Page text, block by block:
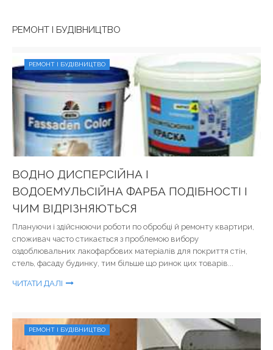
РЕМОНТ І БУДІВНИЦТВО
РЕМОНТ І БУДІВНИЦТВО
ВОДНО ДИСПЕРСІЙНА І
ВОДОЕМУЛЬСІЙНА ФАРБА ПОДІБНОСТІ І
ЧИМ ВІДРІЗНЯЮТЬСЯ
Плануючи і здійснюючи роботи по обробці й ремонту квартири,
споживач часто стикається з проблемою вибору
оздоблювальних лакофарбових матеріалів для покриття стін,
стель, фасаду будинку, тим більше що ринок цих товарів...
ЧИТАТИ ДАЛІ
РЕМОНТ І БУДІВНИЦТВО